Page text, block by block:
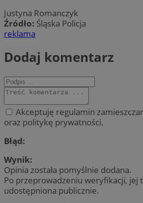
Justyna Romanczyk
Źródło: Śląska Policja
reklama
Dodaj komentarz
Akceptuję regulamin
oraz politykę prywatności.
Błąd:
Wynik:
Opinia została pomyślnie dodana.
Po przeprowadzeniu weryfikacji, jej
udostępniona publicznie.